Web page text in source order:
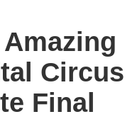
Circus
Final